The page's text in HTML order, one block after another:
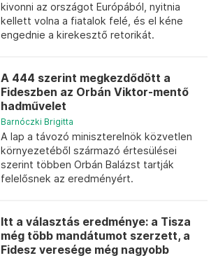
kivonni az országot Európából, nyitnia
kellett volna a fiatalok felé, és el kéne
engednie a kirekesztő retorikát.
A 444 szerint megkezdődött a
Fideszben az Orbán Viktor-mentő
hadművelet
Barnóczki Brigitta
A lap a távozó miniszterelnök közvetlen
környezetéből származó értesülései
szerint többen Orbán Balázst tartják
felelősnek az eredményért.
Itt a választás eredménye: a Tisza
még több mandátumot szerzett, a
Fidesz veresége még nagyobb